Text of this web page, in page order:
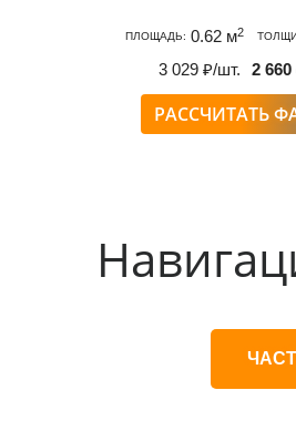
ПЛОЩАДЬ: 0.62 м2
3 029 ₽/шт.
2
РАССЧИТАТЬ